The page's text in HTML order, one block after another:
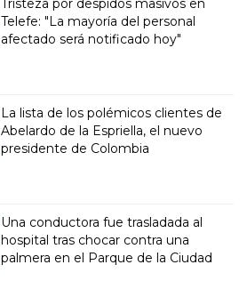
Tristeza por despidos masivos en
Telefe: "La mayoría del personal
afectado será notificado hoy"
La lista de los polémicos clientes de
Abelardo de la Espriella, el nuevo
presidente de Colombia
Una conductora fue trasladada al
hospital tras chocar contra una
palmera en el Parque de la Ciudad